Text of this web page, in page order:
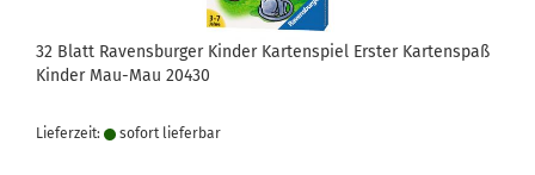
32 Blatt Ravensburger Kinder Kartenspiel Erster Kartenspaß
Kinder Mau-Mau 20430
Lieferzeit: sofort lie­fer­bar